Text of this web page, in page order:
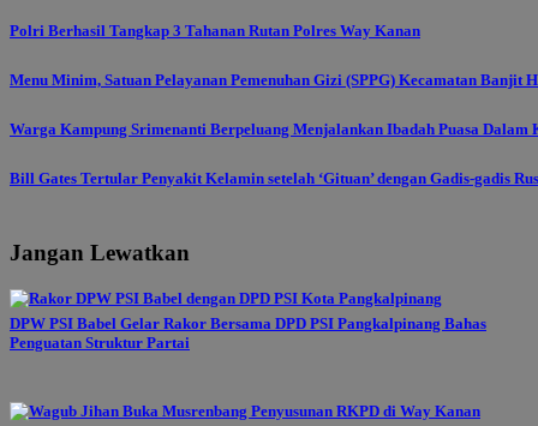
Polri Berhasil Tangkap 3 Tahanan Rutan Polres Way Kanan
Menu Minim, Satuan Pelayanan Pemenuhan Gizi (SPPG) Kecamatan Banjit
Warga Kampung Srimenanti Berpeluang Menjalankan Ibadah Puasa Dalam
Bill Gates Tertular Penyakit Kelamin setelah ‘Gituan’ dengan Gadis-gadis
Jangan Lewatkan
DPW PSI Babel Gelar Rakor Bersama DPD PSI Pangkalpinang Bahas
Penguatan Struktur Partai